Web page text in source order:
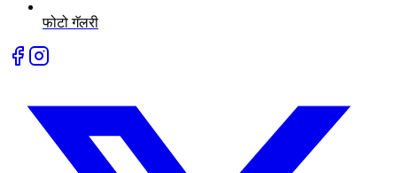
फोटो गॅलरी